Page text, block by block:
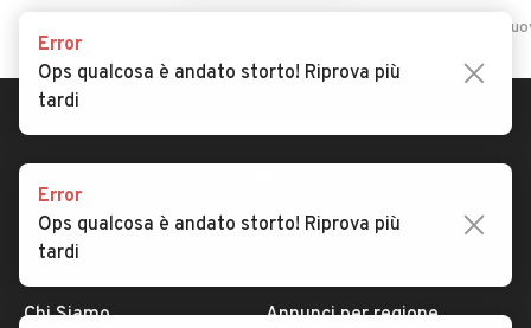
Furgoni usati e
Chi Siamo
Annunci per regione
Error
Ops qualcosa è andato storto! Riprova più
tardi
Error
Ops qualcosa è andato storto! Riprova più
tardi